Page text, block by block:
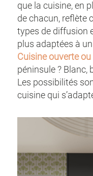
que la cuisine, en
de chacun, reflète
types de diffusion
plus adaptées à
Cuisine ouverte ou
péninsule ? Blanc,
Les possibilités
cuisine qui